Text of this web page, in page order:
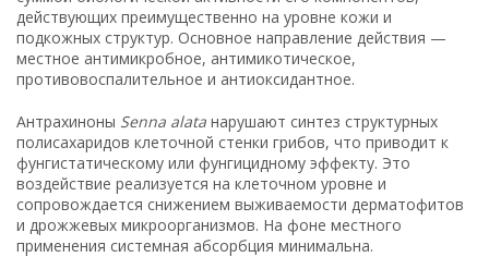
действующих преимущественно на уровне кожи и
подкожных структур. Основное направление действия —
местное антимикробное, антимикотическое,
противовоспалительное и антиоксидантное.
Антрахиноны Senna alata нарушают синтез структурных
полисахаридов клеточной стенки грибов, что приводит к
фунгистатическому или фунгицидному эффекту. Это
воздействие реализуется на клеточном уровне и
сопровождается снижением выживаемости дерматофитов
и дрожжевых микроорганизмов. На фоне местного
применения системная абсорбция минимальна.